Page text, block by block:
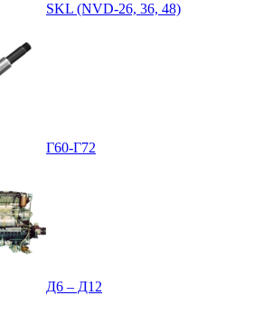
SKL (NVD-26, 36, 48)
Г60-Г72
Д6 – Д12